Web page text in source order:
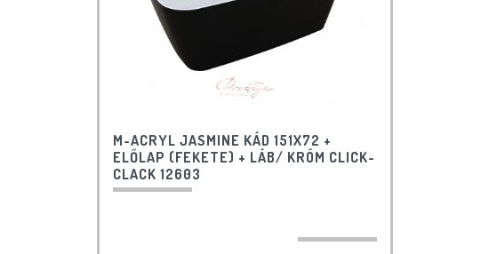
M-ACRYL JASMINE KÁD 151X72 +
ELŐLAP (FEKETE) + LÁB/ KRÓM CLICK-
CLACK 12603